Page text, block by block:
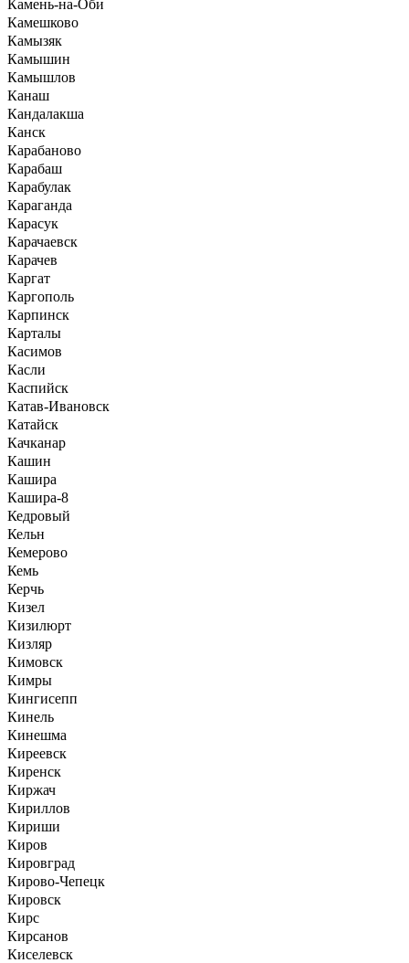
Камень-на-Оби
Камешково
Камызяк
Камышин
Камышлов
Канаш
Кандалакша
Канск
Карабаново
Карабаш
Карабулак
Караганда
Карасук
Карачаевск
Карачев
Каргат
Каргополь
Карпинск
Карталы
Касимов
Касли
Каспийск
Катав-Ивановск
Катайск
Качканар
Кашин
Кашира
Кашира-8
Кедровый
Кельн
Кемерово
Кемь
Керчь
Кизел
Кизилюрт
Кизляр
Кимовск
Кимры
Кингисепп
Кинель
Кинешма
Киреевск
Киренск
Киржач
Кириллов
Кириши
Киров
Кировград
Кирово-Чепецк
Кировск
Кирс
Кирсанов
Киселевск